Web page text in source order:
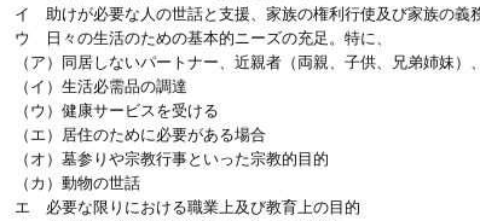
イ 助けが必要な人の世話と支援、家族の権利行使及び家族の義
ウ 日々の生活のための基本的ニーズの充足。特に、
（ア）同居しないパートナー、近親者（両親、子供、兄弟姉妹）
（イ）生活必需品の調達
（ウ）健康サービスを受ける
（エ）居住のために必要がある場合
（オ）墓参りや宗教行事といった宗教的目的
（カ）動物の世話
エ 必要な限りにおける職業上及び教育上の目的